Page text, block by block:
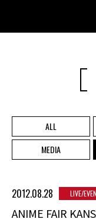
ALL
MEDIA
2012.08.28 LIVE/
ANIME FAIR